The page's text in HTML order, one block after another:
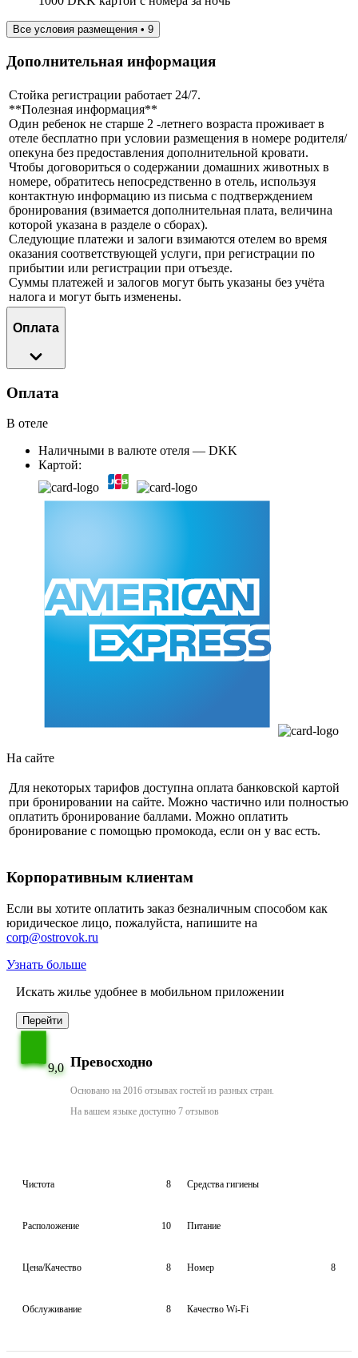
Все условия размещения • 9
Дополнительная информация
Стойка регистрации работает 24/7.
**Полезная информация**
Один ребенок не старше 2 -летнего возраста проживает в
отеле бесплатно при условии размещения в номере родителя/
опекуна без предоставления дополнительной кровати.
Чтобы договориться о содержании домашних животных в
номере, обратитесь непосредственно в отель, используя
контактную информацию из письма с подтверждением
бронирования (взимается дополнительная плата, величина
которой указана в разделе о сборах).
Следующие платежи и залоги взимаются отелем во время
оказания соответствующей услуги, при регистрации по
прибытии или регистрации при отъезде.
Суммы платежей и залогов могут быть указаны без учёта
налога и могут быть изменены.
Оплата
Оплата
В отеле
Наличными в валюте отеля — DKK
Картой:
На сайте
Для некоторых тарифов доступна оплата банковской картой
при бронировании на сайте. Можно частично или полностью
оплатить бронирование баллами. Можно оплатить
бронирование с помощью промокода, если он у вас есть.
Корпоративным клиентам
Если вы хотите оплатить заказ безналичным способом как
юридическое лицо, пожалуйста, напишите на
corp@ostrovok.ru
Узнать больше
Искать жилье удобнее в мобильном приложении
Перейти
9,0 Превосходно
Основано на 2016 отзывах гостей из разных стран.
На вашем языке доступно 7 отзывов
Чистота 8 Средства гигиены
Расположение 10 Питание
Цена/Качество 8 Номер 8
Обслуживание 8 Качество Wi-Fi